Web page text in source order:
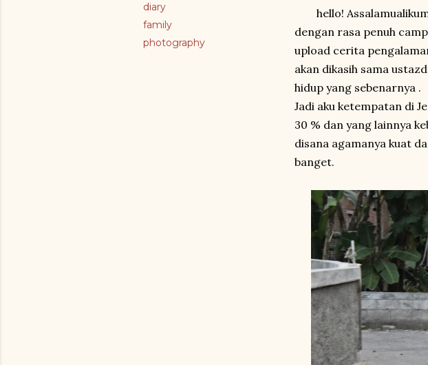
diary
family
photography
hello!
dengan rasa penuh
upload cerita
akan dikasih sama
hidup yang sebenarnya .
Jadi aku ketempatan di
30 % dan yang lainnya
disana agamanya kuat
banget.